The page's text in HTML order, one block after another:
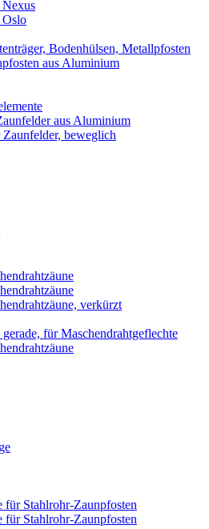
Oslo
Bodenhülsen, Metallpfosten
aus Aluminium
aus Aluminium
beweglich
verkürzt
für Maschendrahtgeflechte
für Stahlrohr-Zaunpfosten
für Stahlrohr-Zaunpfosten